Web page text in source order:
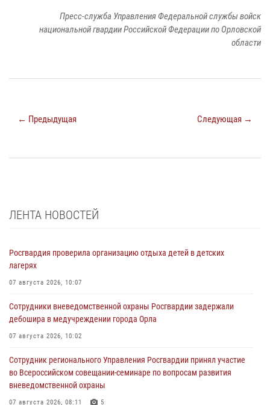
Пресс-служба Управления Федеральной службы войск
национальной гвардии Российской Федерации по Орловской
области
← Предыдущая Следующая →
ЛЕНТА НОВОСТЕЙ
Росгвардия проверила организацию отдыха детей в детских
лагерях
07 августа 2026, 10:07
Сотрудники вневедомственной охраны Росгвардии задержали
дебошира в медучреждении города Орла
07 августа 2026, 10:02
Сотрудник регионального Управления Росгвардии принял участие
во Всероссийском совещании-семинаре по вопросам развития
вневедомственной охраны
07 августа 2026, 08:11 5